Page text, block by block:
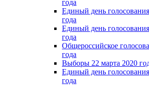
года
Единый день
года
Единый день
года
Общероссийское
года
Выборы 22 марта 2020
Единый день
года